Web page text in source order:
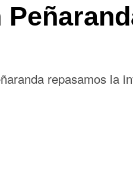
repasamos la